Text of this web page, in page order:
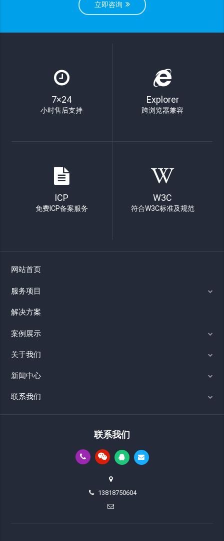
立即咨询
7×24
小时售后支持
Explorer
跨浏览器兼容
ICP
免费ICP备案服务
W3C
符合W3C标准及规范
网站首页
服务项目
解决方案
案例展示
关于我们
新闻中心
联系我们
联系我们
13818750604